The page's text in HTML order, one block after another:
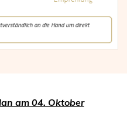
am 04. Oktober